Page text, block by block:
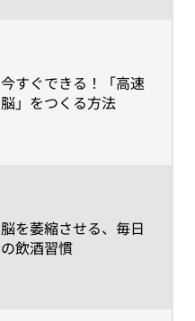
​今すぐできる！「高速
脳」をつくる方法
​脳を萎縮させる、毎日
の飲酒習慣